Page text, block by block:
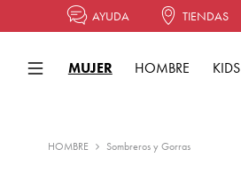
AYUDA TIENDAS
MUJER HOMBRE KIDS
HOMBRE Sombreros y Gorras